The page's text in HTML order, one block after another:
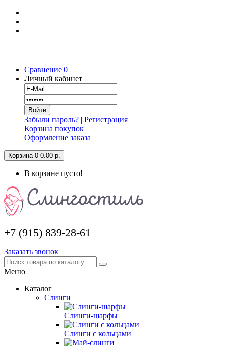
Сравнение 0
Личный кабинет
Забыли пароль? | Регистрация
Корзина покупок
Оформление заказа
Корзина 0 0.00 р.
В корзине пусто!
+7 (915) 839-28-61
Заказать звонок
Меню
Каталог
Слинги
Слинги-шарфы
Слинги с кольцами